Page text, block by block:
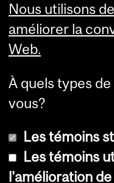
Services aux étudiants
Nous utilisons
améliorer la
Web.
À quels types
vous?
Les témoins
Les témoins
l'amélioration